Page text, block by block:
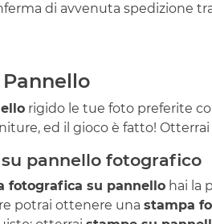
di avvenuta spedizione
rigido le tue foto preferite
ed il gioco è fatto!
pannello fotografico
fotografica su pannello hai la
potrai ottenere una stampa